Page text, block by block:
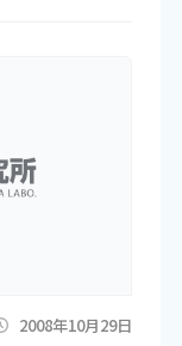
2008年10月29日